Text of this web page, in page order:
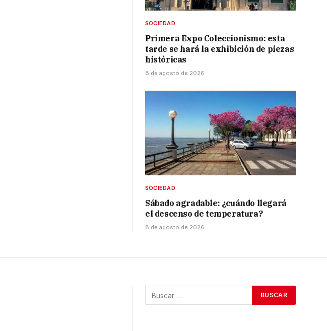
SOCIEDAD
Primera Expo Coleccionismo: esta
tarde se hará la exhibición de piezas
históricas
8 de agosto de 2026
SOCIEDAD
Sábado agradable: ¿cuándo llegará
el descenso de temperatura?
8 de agosto de 2026